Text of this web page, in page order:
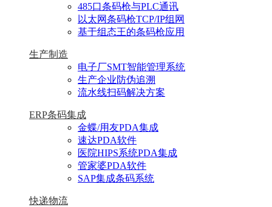
485口条码枪与PLC通讯
以太网条码枪TCP/IP组网
基于组态王的条码枪应用
生产制造
电子厂SMT智能管理系统
生产企业防伪追溯
流水线扫码解决方案
ERP条码集成
金蝶/用友PDA集成
速达PDA软件
医院HIPS系统PDA集成
管家婆PDA软件
SAP集成条码系统
快递物流